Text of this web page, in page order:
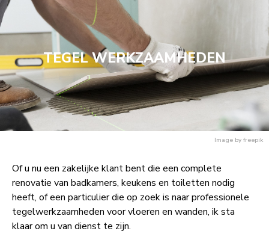
TEGEL WERKZAAMHEDEN
Image by freepik
Of u nu een zakelijke klant bent die een complete
renovatie van badkamers, keukens en toiletten nodig
heeft, of een particulier die op zoek is naar professionele
tegelwerkzaamheden voor vloeren en wanden, ik sta
klaar om u van dienst te zijn.